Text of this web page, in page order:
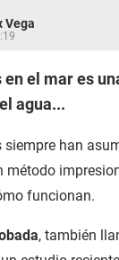
Vega
en el mar es
agua...
han
funcionan.
, también